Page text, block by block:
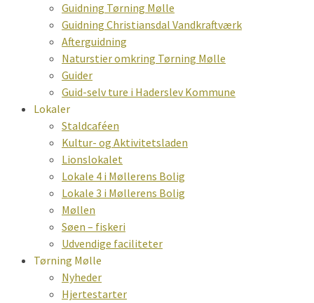
Guidning Tørning Mølle
Guidning Christiansdal Vandkraftværk
Afterguidning
Naturstier omkring Tørning Mølle
Guider
Guid-selv ture i Haderslev Kommune
Lokaler
Staldcaféen
Kultur- og Aktivitetsladen
Lionslokalet
Lokale 4 i Møllerens Bolig
Lokale 3 i Møllerens Bolig
Møllen
Søen – fiskeri
Udvendige faciliteter
Tørning Mølle
Nyheder
Hjertestarter